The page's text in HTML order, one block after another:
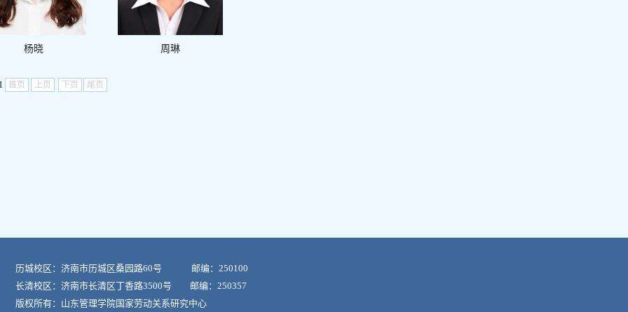
杨晓 周琳
首页 上页 下页 尾页
历城校区：济南市历城区桑园路60号 邮编：250100
长清校区：济南市长清区丁香路3500号 邮编：250357
版权所有：山东管理学院国家劳动关系研究中心